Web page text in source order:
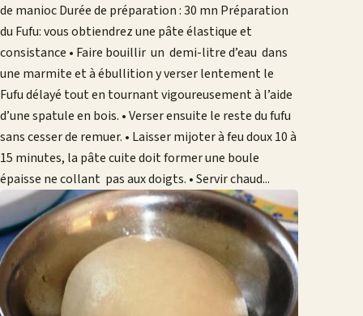
de manioc Durée de préparation : 30 mn Préparation
du Fufu: vous obtiendrez une pâte élastique et
consistance • Faire bouillir un demi-litre d’eau dans
une marmite et à ébullition y verser lentement le
Fufu délayé tout en tournant vigoureusement à l’aide
d’une spatule en bois. • Verser ensuite le reste du fufu
sans cesser de remuer. • Laisser mijoter à feu doux 10 à
15 minutes, la pâte cuite doit former une boule
épaisse ne collant pas aux doigts. • Servir chaud...